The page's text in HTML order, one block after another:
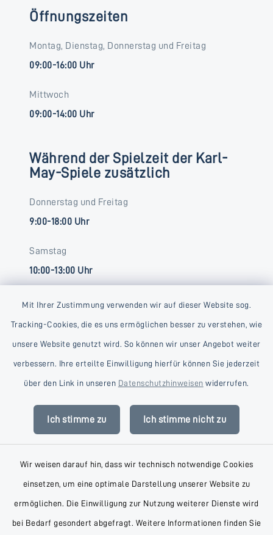
Mit Ihrer Zustimmung verwenden wir auf dieser Website sog.
Tracking-Cookies, die es uns ermöglichen besser zu verstehen, wie
unsere Website genutzt wird. So können wir unser Angebot weiter
verbessern. Ihre erteilte Einwilligung hierfür können Sie jederzeit
über den Link in unseren Datenschutzhinweisen widerrufen.
Ich stimme zu Ich stimme nicht zu
Wir weisen darauf hin, dass wir technisch notwendige Cookies
einsetzen, um eine optimale Darstellung unserer Website zu
ermöglichen. Die Einwilligung zur Nutzung weiterer Dienste wird
bei Bedarf gesondert abgefragt. Weitere Informationen finden Sie
Öffnungszeiten
Montag, Dienstag, Donnerstag und Freitag
09:00-16:00 Uhr
Mittwoch
09:00-14:00 Uhr
Während der Spielzeit der Karl-
May-Spiele zusätzlich
Donnerstag und Freitag
9:00-18:00 Uhr
Samstag
10:00-13:00 Uhr
Kontakt
Datenschutz
Impressum
Sitemap